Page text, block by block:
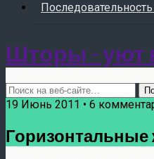
Шторы - уют
19 Июнь 2011 • 6